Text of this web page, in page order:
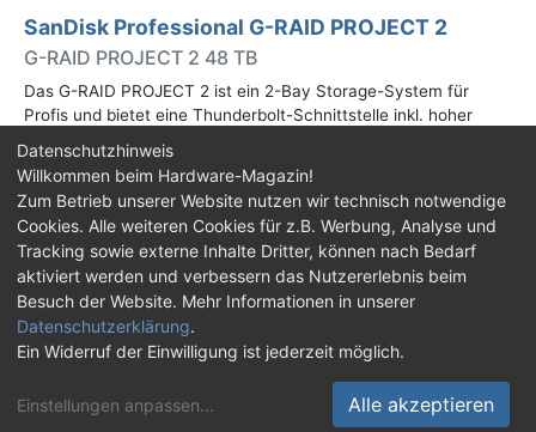
SanDisk Professional G-RAID PROJECT 2
G-RAID PROJECT 2 48 TB
Das G-RAID PROJECT 2 ist ein 2-Bay Storage-System für
Profis und bietet eine Thunderbolt-Schnittstelle inkl. hoher
Impressum |Kontakt|Jobs |Datenschutz|
Consent‑Einstellungen|Haftungsausschluss
Feed Facebook YouTube
Twitch
© Copyright 2001 - 2026 Hardware-Magazin
Datenschutzhinweis
Willkommen beim Hardware-Magazin!
Zum Betrieb unserer Website nutzen wir technisch notwendige
Cookies. Alle weiteren Cookies für z.B. Werbung, Analyse und
Tracking sowie externe Inhalte Dritter, können nach Bedarf
aktiviert werden und verbessern das Nutzererlebnis beim
Besuch der Website. Mehr Informationen in unserer
Datenschutzerklärung.
Ein Widerruf der Einwilligung ist jederzeit möglich.
Einstellungen anpassen... Alle akzeptieren